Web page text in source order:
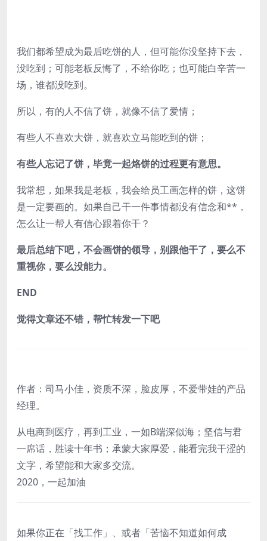
我们都希望成为最后吃饼的人，但可能你没坚持下去，
没吃到；可能老板反悔了，不给你吃；也可能白辛苦一
场，谁都没吃到。
所以，有的人不信了饼，就像不信了爱情；
有些人不喜欢大饼，就喜欢立马能吃到的饼；
有些人忘记了饼，毕竟一起烙饼的过程更有意思。
我常想，如果我是老板，我会给员工画怎样的饼，这饼
是一定要画的。如果自己干一件事情都没有信念和**，
怎么让一帮人有信心跟着你干？
最后总结下吧，不会画饼的领导，别跟他干了，要么不
重视你，要么没能力。
END
觉得文章还不错，帮忙转发一下吧
作者：司马小佳， 资质不深，脸皮厚，不爱带娃的产品
经理。
从电商到医疗，再到工业，一如B端深似海；坚信与君
一席话，胜读十年书；承蒙大家厚爱，能看完我干涩的
文字，希望能和大家多交流。
2020，一起加油
如果你正在「找工作 」、或者「苦恼不知道如何成